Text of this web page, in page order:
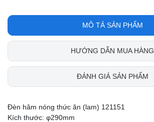
MÔ TẢ SẢN PHẨM
HƯỚNG DẪN MUA HÀNG
ĐÁNH GIÁ SẢN PHẨM
Đèn hâm nóng thức ăn (lam) 121151
Kích thước: φ290mm